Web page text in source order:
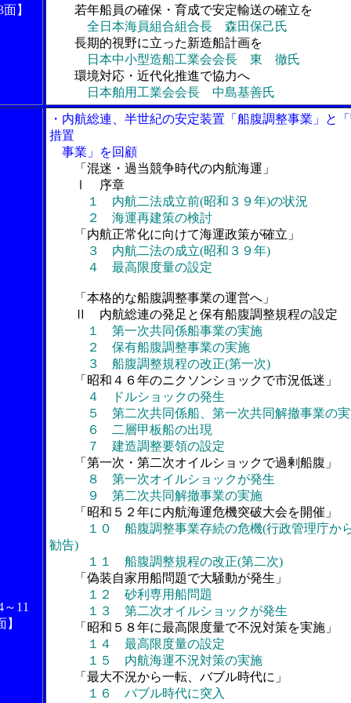
】
若年船員の確保・育成で安定輸送の確立を
全日本海員組合組合長 森田保己氏
長期的視野に立った新造船計画を
日本中小型造船工業会会長 東 徹氏
環境対応・近代化推進で協力へ
日本舶用工業会会長 中島基善氏
～11
】
・内航総連、半世紀の安定装置「船腹調整事業」と
措置
事業」を回顧
「混迷・過当競争時代の内航海運」
Ⅰ 序章
１ 内航二法成立前(昭和３９年)の状況
２ 海運再建策の検討
「内航正常化に向けて海運政策が確立」
３ 内航二法の成立(昭和３９年)
４ 最高限度量の設定
「本格的な船腹調整事業の運営へ」
Ⅱ 内航総連の発足と保有船腹調整規程の設定
１ 第一次共同係船事業の実施
２ 保有船腹調整事業の実施
３ 船腹調整規程の改正(第一次)
「昭和４６年のニクソンショックで市況低迷」
４ ドルショックの発生
５ 第二次共同係船、第一次共同解撤事業の実
６ 二層甲板船の出現
７ 建造調整要領の設定
「第一次・第二次オイルショックで過剰船腹」
８ 第一次オイルショックが発生
９ 第二次共同解撤事業の実施
「昭和５２年に内航海運危機突破大会を開催」
１０ 船腹調整事業存続の危機(行政管理庁か
勧告)
１１ 船腹調整規程の改正(第二次)
「偽装自家用船問題で大騒動が発生」
１２ 砂利専用船問題
１３ 第二次オイルショックが発生
「昭和５８年に最高限度量で不況対策を実施」
１４ 最高限度量の設定
１５ 内航海運不況対策の実施
「最大不況から一転、バブル時代に」
１６ バブル時代に突入